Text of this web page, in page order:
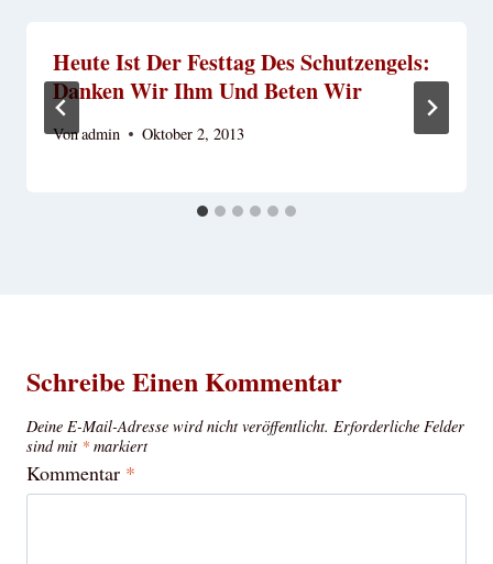
Heute Ist Der Festtag Des Schutzengels:
Danken Wir Ihm Und Beten Wir
Vonadmin Oktober 2, 2013
Schreibe Einen Kommentar
Deine E-Mail-Adresse wird nicht veröffentlicht. Erforderliche Felder
sind mit * markiert
Kommentar *